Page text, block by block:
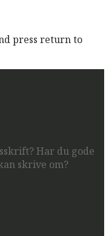
press return to
Har du gode
skrive om?